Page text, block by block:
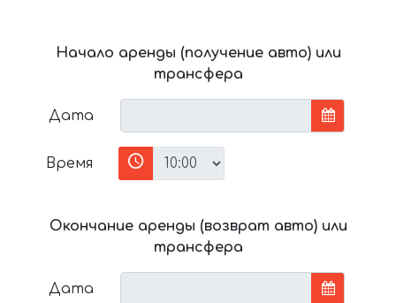
Начало аренды (получение авто) или
трансфера
Дата
Время
Окончание аренды (возврат авто) или
трансфера
Дата